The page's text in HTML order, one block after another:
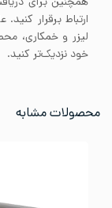
ارتباط برقرار
لیزر و خمکاری،
خود نزدیک‌تر کنید.
محصولات مشابه